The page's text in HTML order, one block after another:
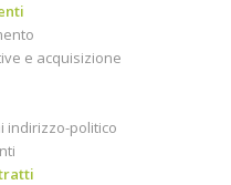
e acquisizione
indirizzo-politico